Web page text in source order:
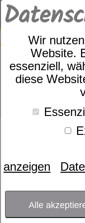
Wir
Website.
essenziell,
diese
anzeigen
Alle